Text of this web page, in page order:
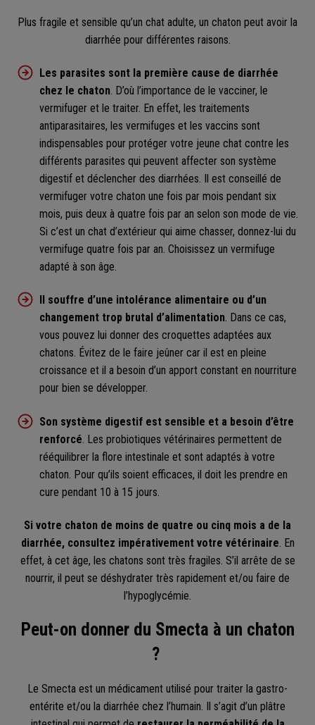
Plus fragile et sensible qu’un chat adulte, un chaton peut avoir la
diarrhée pour différentes raisons.
Les parasites sont la première cause de diarrhée
chez le chaton. D’où l’importance de le vacciner, le
vermifuger et le traiter. En effet, les traitements
antiparasitaires, les vermifuges et les vaccins sont
indispensables pour protéger votre jeune chat contre les
différents parasites qui peuvent affecter son système
digestif et déclencher des diarrhées. Il est conseillé de
vermifuger votre chaton une fois par mois pendant six
mois, puis deux à quatre fois par an selon son mode de vie.
Si c’est un chat d’extérieur qui aime chasser, donnez-lui du
vermifuge quatre fois par an. Choisissez un vermifuge
adapté à son âge.
Il souffre d’une intolérance alimentaire ou d’un
changement trop brutal d’alimentation. Dans ce cas,
vous pouvez lui donner des croquettes adaptées aux
chatons. Évitez de le faire jeûner car il est en pleine
croissance et il a besoin d’un apport constant en nourriture
pour bien se développer.
Son système digestif est sensible et a besoin d’être
renforcé . Les probiotiques vétérinaires permettent de
rééquilibrer la flore intestinale et sont adaptés à votre
chaton. Pour qu’ils soient efficaces, il doit les prendre en
cure pendant 10 à 15 jours.
Si votre chaton de moins de quatre ou cinq mois a de la
diarrhée, consultez impérativement votre vétérinaire . En
effet, à cet âge, les chatons sont très fragiles. S’il arrête de se
nourrir, il peut se déshydrater très rapidement et/ou faire de
l’hypoglycémie.
Peut-on donner du Smecta à un chaton
?
Le Smecta est un médicament utilisé pour traiter la gastro-
entérite et/ou la diarrhée chez l’humain. Il s’agit d’un plâtre